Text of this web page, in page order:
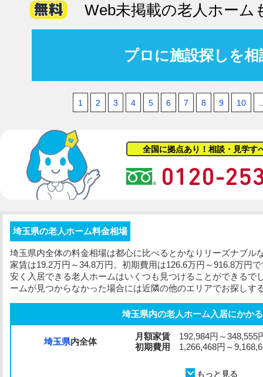
Web未掲載の老人ホーム
プロに施設探しを
1 2 3 4 5 6 7 8 9 10
全国に拠点あり！相談・見学す
埼玉県の老人ホーム料金相場
埼玉県内全体の料金相場は都心に比べるとかなりリーズナブル
家賃は19.2万円～34.8万円。 初期費用は126.6万円～916.8万円
安く入居できる老人ホームはいくつも見つけることができるで
ームが見つからなかった場合には近隣の他のエリアでお探しす
埼玉県内の老人ホーム入居にかか
埼玉県内全体
月額家賃 192,984円～348,555
初期費用
1,266,468円～